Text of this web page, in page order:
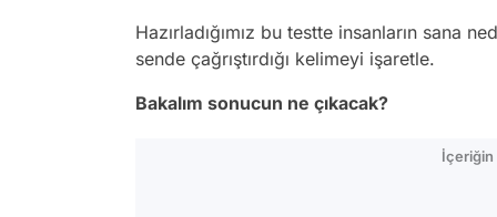
Hazırladığımız bu testte insanların sana
sende çağrıştırdığı kelimeyi işaretle.
Bakalım sonucun ne çıkacak?
İçeriğin